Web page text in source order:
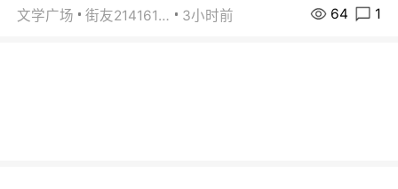
文学广场 街友21416156 3小时前 64 1